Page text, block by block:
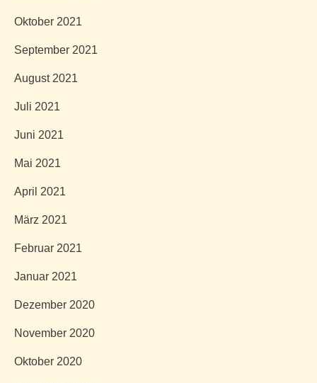
Oktober 2021
September 2021
August 2021
Juli 2021
Juni 2021
Mai 2021
April 2021
März 2021
Februar 2021
Januar 2021
Dezember 2020
November 2020
Oktober 2020